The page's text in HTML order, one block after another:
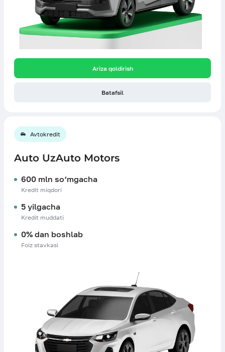
Ariza qoldirish
Batafsil
Avtokredit
Auto UzAuto Motors
600 mln so‘mgacha
Kredit miqdori
5 yilgacha
Kredit muddati
0% dan boshlab
Foiz stavkasi